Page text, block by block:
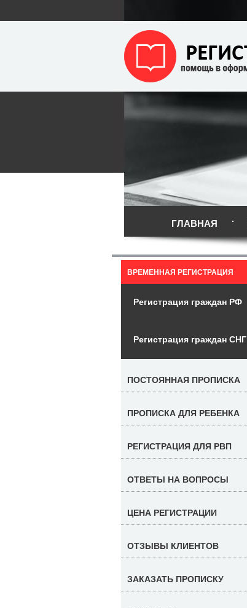
ГЛАВНАЯ
ВРЕМЕННАЯ РЕГИСТРАЦИЯ
Регистрация граждан РФ
Регистрация граждан СНГ
ПОСТОЯННАЯ ПРОПИСКА
ПРОПИСКА ДЛЯ РЕБЕНКА
РЕГИСТРАЦИЯ ДЛЯ РВП
ОТВЕТЫ НА ВОПРОСЫ
ЦЕНА РЕГИСТРАЦИИ
ОТЗЫВЫ КЛИЕНТОВ
ЗАКАЗАТЬ ПРОПИСКУ